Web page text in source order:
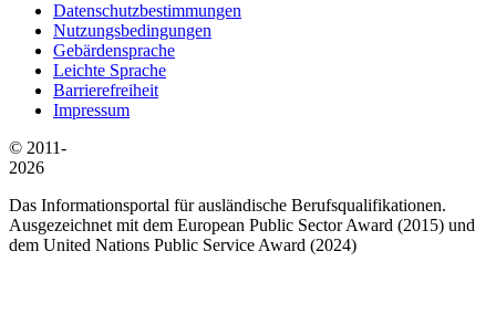
Datenschutzbestimmungen
Nutzungsbedingungen
Gebärdensprache
Leichte Sprache
Barrierefreiheit
Impressum
© 2011-
2026
Das Informationsportal für ausländische Berufsqualifikationen.
Ausgezeichnet mit dem European Public Sector Award (2015) und
dem United Nations Public Service Award (2024)